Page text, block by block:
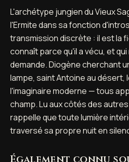
L'archétype jungien du Vieux
l'Ermite dans sa fonction
transmission discrète : il est la
connaît parce qu'il a vécu, et qui
demande. Diogène cherchant
lampe, saint Antoine au désert,
l'imaginaire moderne — tous
champ. Lu aux côtés des autres
rappelle que toute lumière
traversé sa propre nuit en